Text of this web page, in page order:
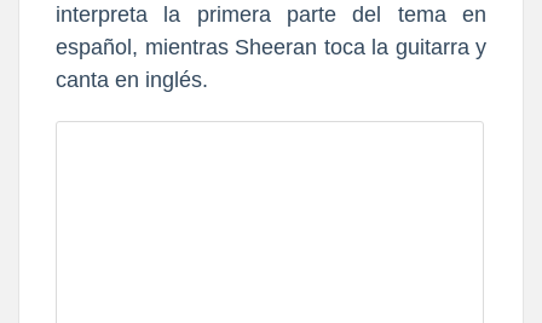
interpreta la primera parte del tema en
español, mientras Sheeran toca la guitarra y
canta en inglés.